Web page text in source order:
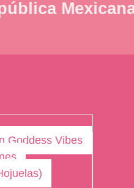
Mexicana
Goddess Vibes